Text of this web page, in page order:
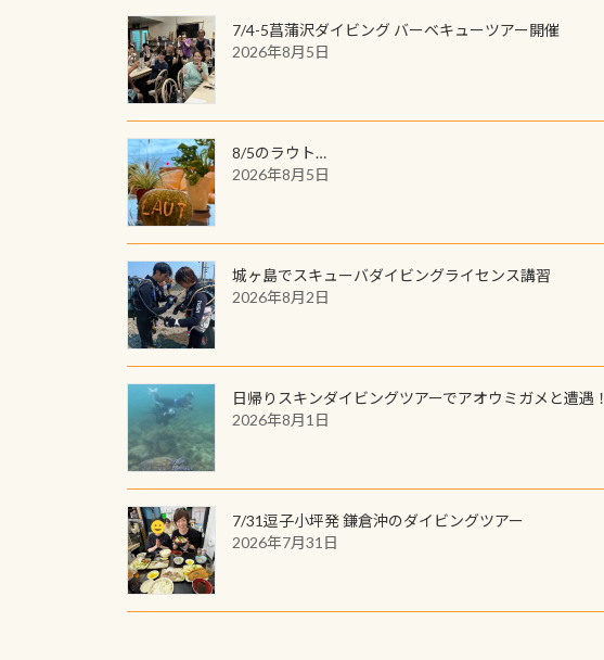
7/4-5菖蒲沢ダイビング バーベキューツアー開催
2026年8月5日
8/5のラウト…
2026年8月5日
城ヶ島でスキューバダイビングライセンス講習
2026年8月2日
日帰りスキンダイビングツアーでアオウミガメと遭遇！
2026年8月1日
7/31逗子小坪発 鎌倉沖のダイビングツアー
2026年7月31日